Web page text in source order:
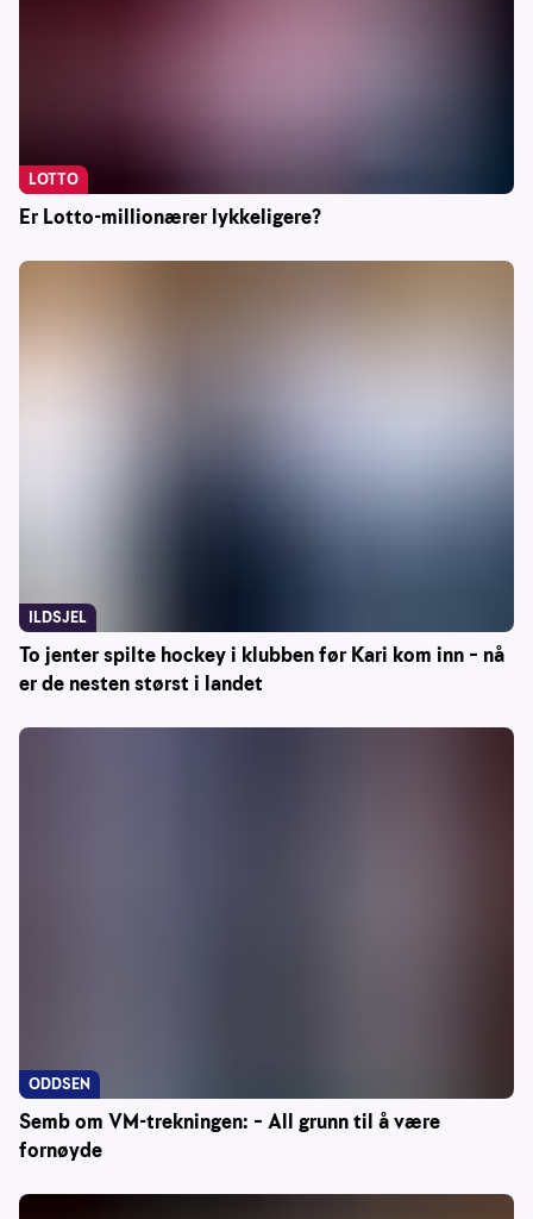
Er Lotto-millionærer lykkeligere?
LOTTO
To jenter spilte hockey i klubben før Kari kom inn – nå
er de nesten størst i landet
ILDSJEL
Semb om VM-trekningen: – All grunn til å være
fornøyde
ODDSEN